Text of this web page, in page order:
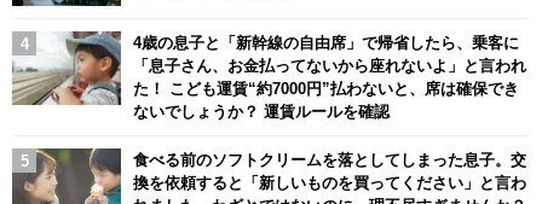
4歳の息子と「新幹線の自由席」で帰省したら、乗客に
「息子さん、お金払ってないから座れないよ」と言われ
た！ こども運賃“約7000円”払わないと、席は確保でき
ないでしょうか？ 運賃ルールを確認
食べる前のソフトクリームを落としてしまった息子。交
換を依頼すると「新しいものを買ってください」と言わ